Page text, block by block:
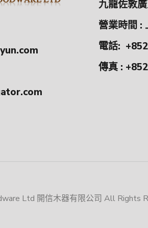
九龍佐敦
營業時間 :
電話:
傳真 :
Ltd 開信木器有限公司 All Rights